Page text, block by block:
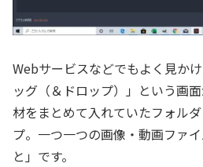
Webサービスなどでもよく見か
ッグ（＆ドロップ）」という画
材をまとめて入れていたフォル
プ。一つ一つの画像・動画ファ
と」です。